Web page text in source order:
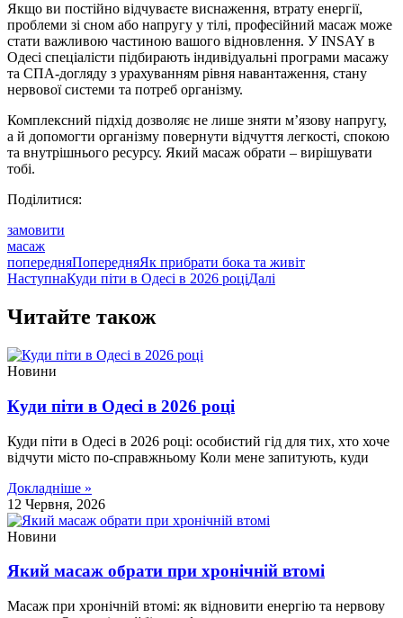
Якщо ви постійно відчуваєте виснаження, втрату енергії,
проблеми зі сном або напругу у тілі, професійний масаж може
стати важливою частиною вашого відновлення. У INSAY в
Одесі спеціалісти підбирають індивідуальні програми масажу
та СПА-догляду з урахуванням рівня навантаження, стану
нервової системи та потреб організму.
Комплексний підхід дозволяє не лише зняти м’язову напругу,
а й допомогти організму повернути відчуття легкості, спокою
та внутрішнього ресурсу. Який масаж обрати – вирішувати
тобі.
Поділитися:
замовити
масаж
попередняПопередняЯк прибрати бока та живіт
НаступнаКуди піти в Одесі в 2026 роціДалі
Читайте також
Новини
Куди піти в Одесі в 2026 році
Куди піти в Одесі в 2026 році: особистий гід для тих, хто хоче
відчути місто по-справжньому Коли мене запитують, куди
Докладніше »
12 Червня, 2026
Новини
Який масаж обрати при хронічній втомі
Масаж при хронічній втомі: як відновити енергію та нервову